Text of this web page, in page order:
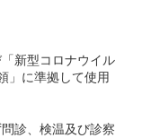
新型コロナウイル
」に準拠して使用
診、検温及び診察